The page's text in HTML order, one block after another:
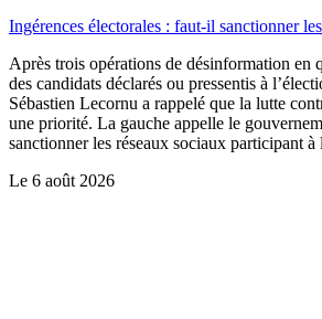
Ingérences électorales : faut-il sanctionner
Après trois opérations de désinformation en
des candidats déclarés ou pressentis à
Sébastien Lecornu a rappelé que la lutte
une priorité. La gauche appelle le
sanctionner les réseaux sociaux participant
Le 6 août 2026